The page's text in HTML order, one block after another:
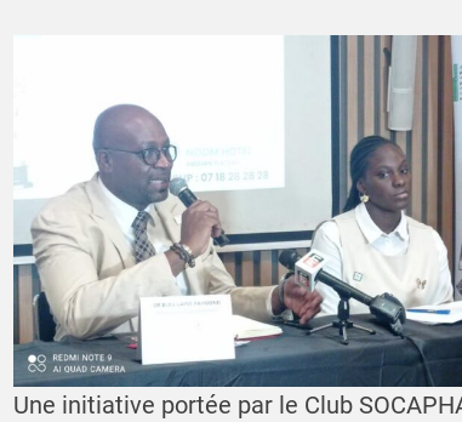
Une initiative portée par le Club